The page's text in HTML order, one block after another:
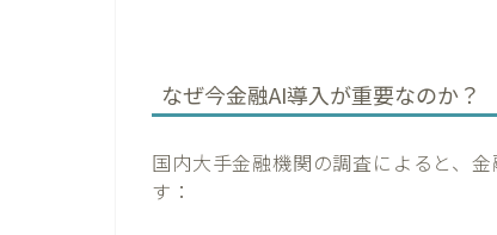
なぜ今金融AI導入が重要なのか？
国内大手金融機関の調査によると、
す：